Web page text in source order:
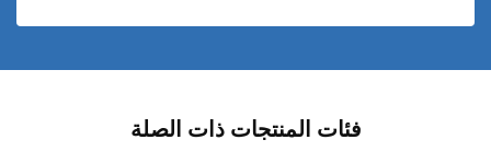
فئات المنتجات ذات الصلة